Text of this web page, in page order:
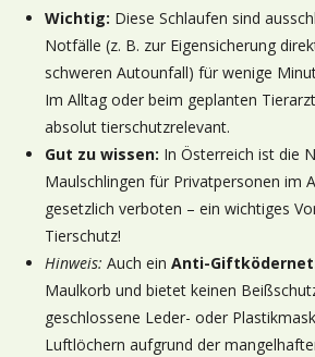
Wichtig: Diese Schlaufen sind
Notfälle (z. B. zur Eigensicherung
schweren Autounfall) für wenige
Im Alltag oder beim geplanten
absolut tierschutzrelevant.
Gut zu wissen: In Österreich ist die
Maulschlingen für Privatpersonen im
gesetzlich verboten – ein wichtiges
Tierschutz!
Hinweis: Auch ein Anti-
Maulkorb und bietet keinen
geschlossene Leder- oder
Luftlöchern aufgrund der